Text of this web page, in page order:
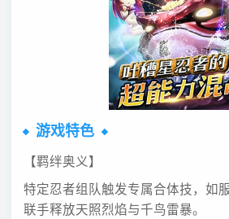
游戏特色
【羁绊奥义】
特定忍者组队触发专属合体技，如
联手释放天照烈焰与千鸟雷暴。